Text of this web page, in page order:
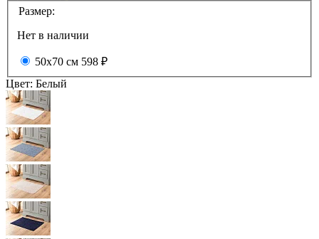
Размер:
Нет в наличии
50х70 см 598 ₽
Цвет: Белый